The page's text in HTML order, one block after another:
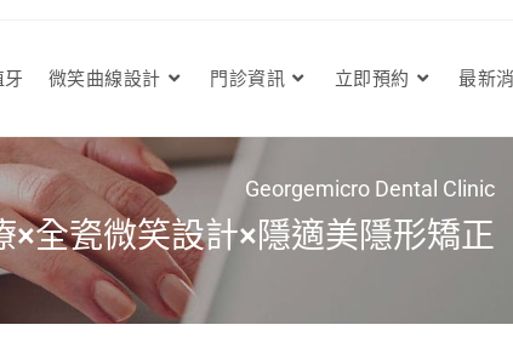
微笑曲線設計 門診資訊 立即預約 最新
Georgemicro Dental Clinic
×全瓷微笑設計×隱適美隱形矯正